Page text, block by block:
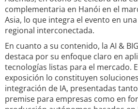
complementaria en Hanói en el
Asia, lo que integra el evento en
regional interconectada.
En cuanto a su contenido, la AI &
destaca por su enfoque claro en
tecnologías listas para el mercado.
exposición lo constituyen
integración de IA, presentadas
premise para empresas como en